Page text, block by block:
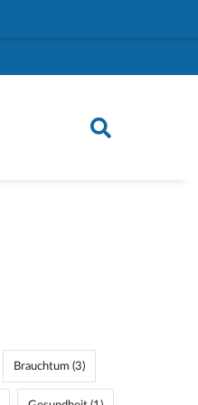
Brauchtum (3)